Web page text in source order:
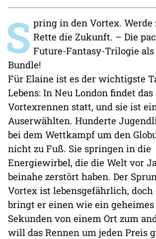
S pring in den Vortex. Werde
Rette die Zukunft. – Die
Future-Fantasy-Trilogie als
Bundle!
Für Elaine ist es der wichtigste
Lebens: In Neu London findet
Vortexrennen statt, und sie ist
Auserwählten. Hunderte
bei dem Wettkampf um den
nicht zu Fuß. Sie springen in die
Energiewirbel, die die Welt vor
beinahe zerstört haben. Der
Vortex ist lebensgefährlich, doch
bringt er einen wie ein
Sekunden von einem Ort zum
will das Rennen um jeden Preis